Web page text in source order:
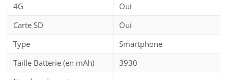
4G
Oui
Carte SD
Oui
Type
Smartphone
Taille Batterie (en mAh)
3930